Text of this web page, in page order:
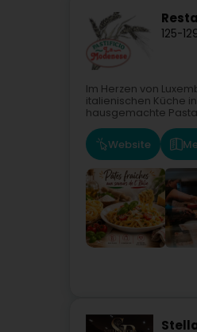
125-
Im Herzen von
italienischen Küche
hausgemachte
Website